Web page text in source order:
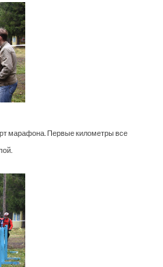
марафона. Первые километры все